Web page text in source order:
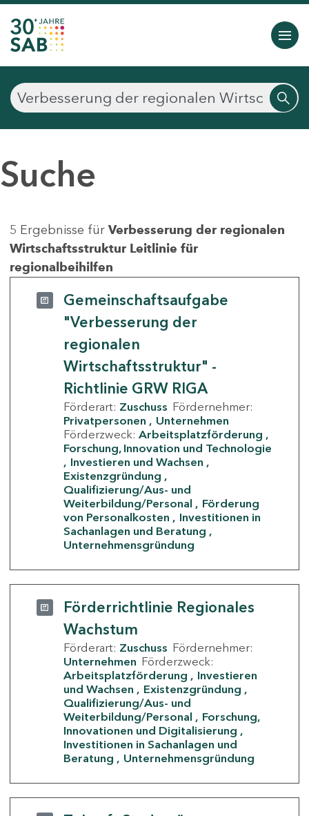
Suche
5 Ergebnisse für Verbesserung der regionalen
Wirtschaftsstruktur Leitlinie für
regionalbeihilfen
Gemeinschaftsaufgabe
"Verbesserung der
regionalen
Wirtschaftsstruktur" -
Richtlinie GRW RIGA
Förderart: Zuschuss Fördernehmer:
Privatpersonen
Unternehmen
Förderzweck: Arbeitsplatzförderung
Forschung, Innovation und Technologie
Investieren und Wachsen
Existenzgründung
Qualifizierung/Aus- und
Weiterbildung/Personal
Förderung
von Personalkosten
Investitionen in
Sachanlagen und Beratung
Unternehmensgründung
Förderrichtlinie Regionales
Wachstum
Förderart: Zuschuss Fördernehmer:
Unternehmen Förderzweck:
Arbeitsplatzförderung
Investieren
und Wachsen
Existenzgründung
Qualifizierung/Aus- und
Weiterbildung/Personal
Forschung,
Innovationen und Digitalisierung
Investitionen in Sachanlagen und
Beratung
Unternehmensgründung